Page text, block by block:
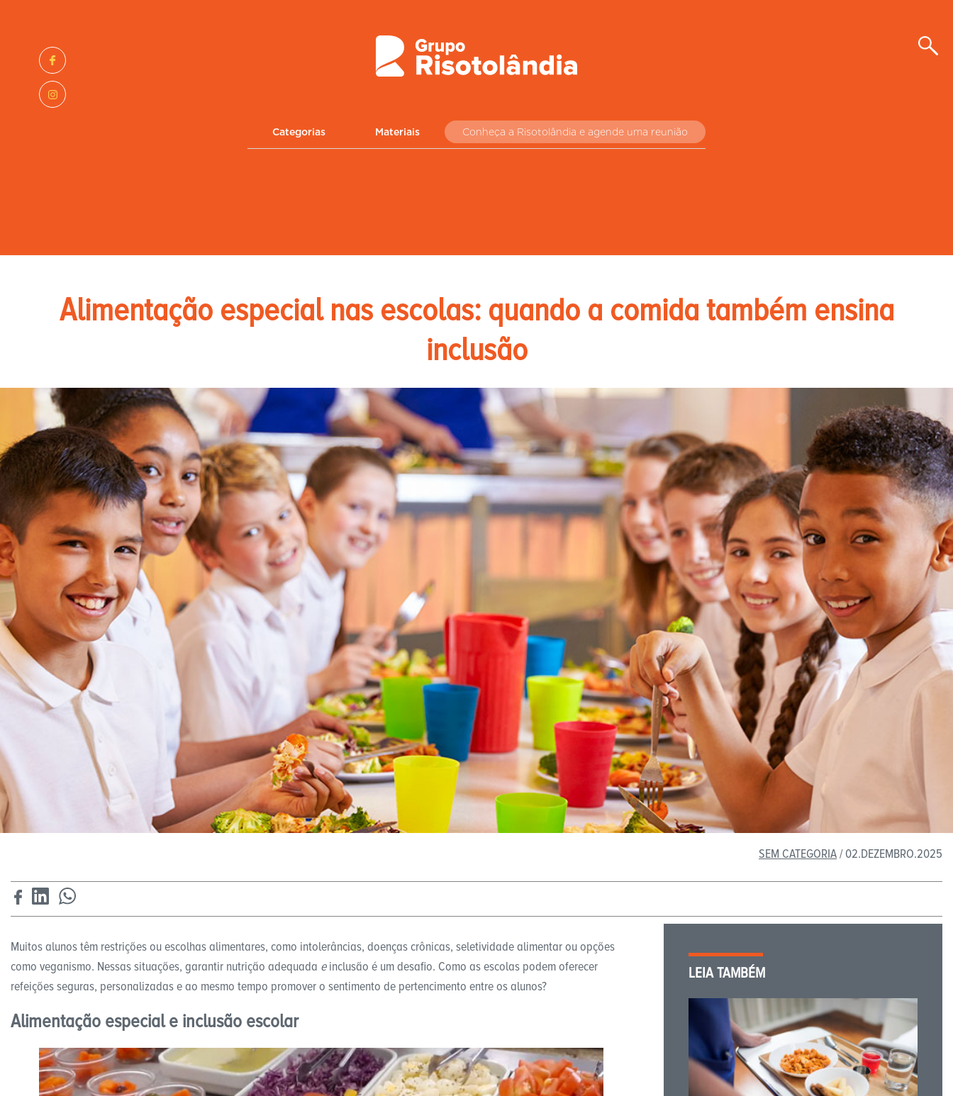
Categorias Materiais Conheça a Risotolândia e agende uma reunião
Alimentação especial nas escolas: quando a comida também ensina
inclusão
SEM CATEGORIA/ 02.DEZEMBRO.2025
Muitos alunos têm restrições ou escolhas alimentares, como intolerâncias, doenças crônicas, seletividade alimentar ou opções
como veganismo. Nessas situações, garantir nutrição adequada einclusão é um desafio. Como as escolas podem oferecer
refeições seguras, personalizadas e ao mesmo tempo promover o sentimento de pertencimento entre os alunos?
Alimentação especial e inclusão escolar
LEIA TAMBÉM